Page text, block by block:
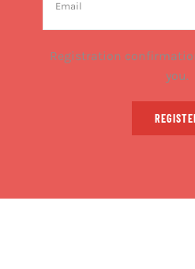
Registration
you.